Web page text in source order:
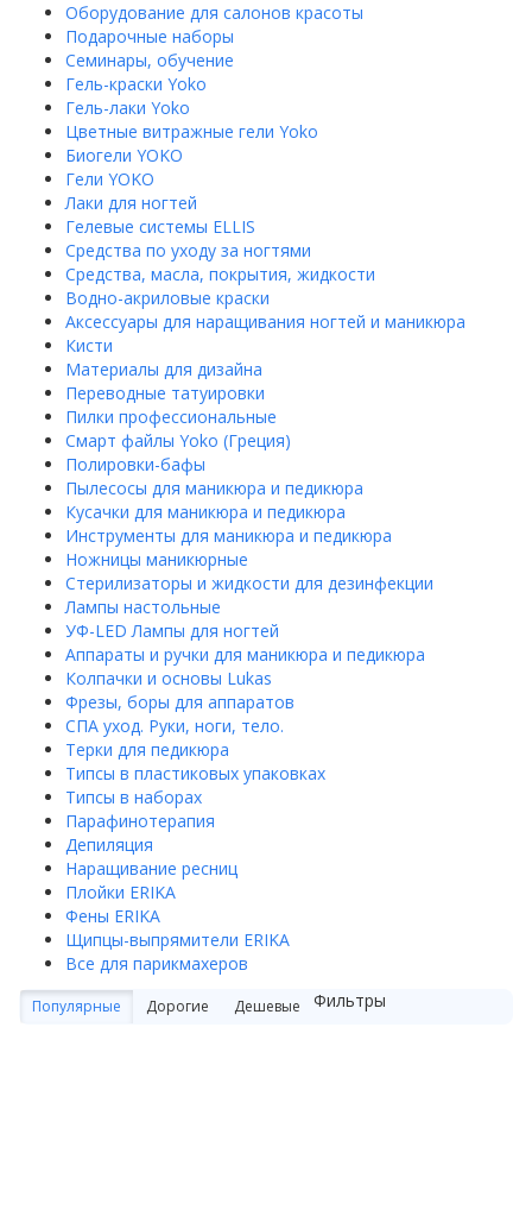
Оборудование для салонов красоты
Подарочные наборы
Семинары, обучение
Гель-краски Yoko
Гель-лаки Yoko
Цветные витражные гели Yoko
Биогели YOKO
Гели YOKO
Лаки для ногтей
Гелевые системы ELLIS
Средства по уходу за ногтями
Средства, масла, покрытия, жидкости
Водно-акриловые краски
Аксессуары для наращивания ногтей и маникюра
Кисти
Материалы для дизайна
Переводные татуировки
Пилки профессиональные
Смарт файлы Yoko (Греция)
Полировки-бафы
Пылесосы для маникюра и педикюра
Кусачки для маникюра и педикюра
Инструменты для маникюра и педикюра
Ножницы маникюрные
Стерилизаторы и жидкости для дезинфекции
Лампы настольные
УФ-LED Лампы для ногтей
Аппараты и ручки для маникюра и педикюра
Колпачки и основы Lukas
Фрезы, боры для аппаратов
СПА уход. Руки, ноги, тело.
Терки для педикюра
Типсы в пластиковых упаковках
Типсы в наборах
Парафинотерапия
Депиляция
Наращивание ресниц
Плойки ERIKA
Фены ERIKA
Щипцы-выпрямители ERIKA
Все для парикмахеров
Популярные Дорогие Дешевые Фильтры